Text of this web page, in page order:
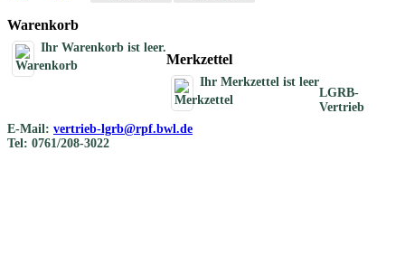
Warenkorb
Ihr Warenkorb ist leer.
Merkzettel
Ihr Merkzettel ist leer
LGRB-
Vertrieb
E-Mail: vertrieb-lgrb@rpf.bwl.de
Tel: 0761/208-3022